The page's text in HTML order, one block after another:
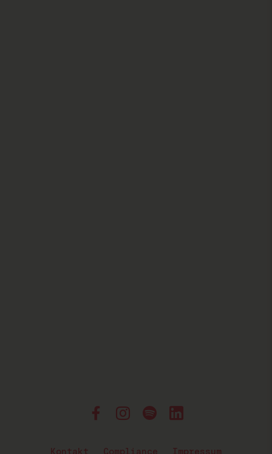
Kontakt Compliance Impressum